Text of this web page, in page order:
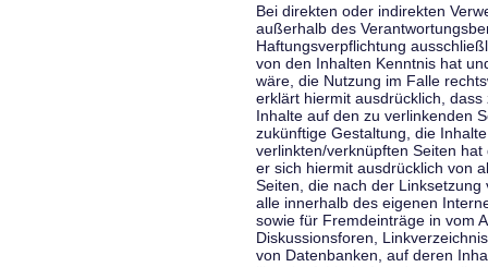
Bei direkten oder indirekten
außerhalb des
Haftungsverpflichtung
von den Inhalten Kenntnis hat
wäre, die Nutzung im Falle
erklärt hiermit ausdrücklich,
Inhalte auf den zu verlinkenden
zukünftige Gestaltung, die
verlinkten/verknüpften Seiten
er sich hiermit ausdrücklich von
Seiten, die nach der
alle innerhalb des eigenen
sowie für Fremdeinträge in vom
Diskussionsforen,
von Datenbanken, auf deren